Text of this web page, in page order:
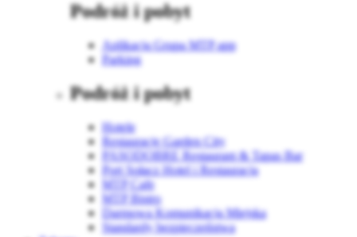
Podróż i pobyt
Aplikacja Grupa MTP app
Parking
Podróż i pobyt
Hotele
Restauracje Garden City
PASODOBRE Restaurant & Tapas Bar
Port Sołacz Hotel i Restauracja
MTP Cafe
MTP Bistro
Darmowa Komunikacja Miejska
Standardy bezpieczeństwa